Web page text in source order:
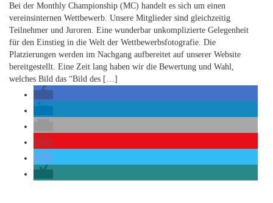
Bei der Monthly Championship (MC) handelt es sich um einen
vereinsinternen Wettbewerb. Unsere Mitglieder sind gleichzeitig
Teilnehmer und Juroren. Eine wunderbar unkomplizierte Gelegenheit
für den Einstieg in die Welt der Wettbewerbsfotografie. Die
Platzierungen werden im Nachgang aufbereitet auf unserer Website
bereitgestellt. Eine Zeit lang haben wir die Bewertung und Wahl,
welches Bild das “Bild des […]